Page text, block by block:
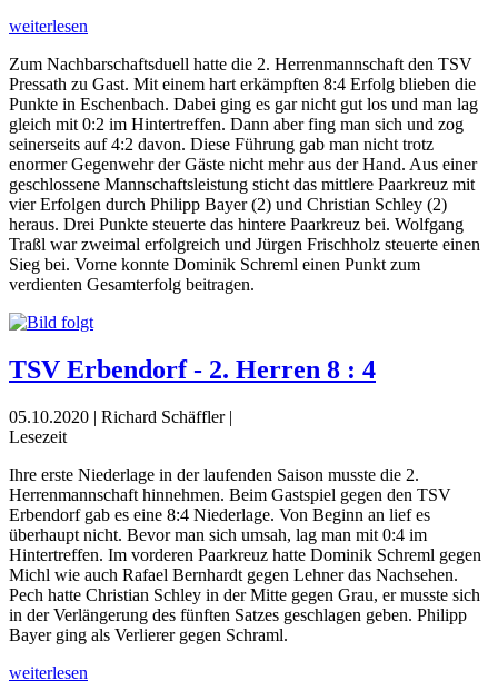
weiterlesen
Zum Nachbarschaftsduell hatte die 2. Herrenmannschaft den TSV
Pressath zu Gast. Mit einem hart erkämpften 8:4 Erfolg blieben die
Punkte in Eschenbach. Dabei ging es gar nicht gut los und man lag
gleich mit 0:2 im Hintertreffen. Dann aber fing man sich und zog
seinerseits auf 4:2 davon. Diese Führung gab man nicht trotz
enormer Gegenwehr der Gäste nicht mehr aus der Hand. Aus einer
geschlossene Mannschaftsleistung sticht das mittlere Paarkreuz mit
vier Erfolgen durch Philipp Bayer (2) und Christian Schley (2)
heraus. Drei Punkte steuerte das hintere Paarkreuz bei. Wolfgang
Traßl war zweimal erfolgreich und Jürgen Frischholz steuerte einen
Sieg bei. Vorne konnte Dominik Schreml einen Punkt zum
verdienten Gesamterfolg beitragen.
TSV Erbendorf - 2. Herren 8 : 4
05.10.2020 | Richard Schäffler |
Lesezeit
Ihre erste Niederlage in der laufenden Saison musste die 2.
Herrenmannschaft hinnehmen. Beim Gastspiel gegen den TSV
Erbendorf gab es eine 8:4 Niederlage. Von Beginn an lief es
überhaupt nicht. Bevor man sich umsah, lag man mit 0:4 im
Hintertreffen. Im vorderen Paarkreuz hatte Dominik Schreml gegen
Michl wie auch Rafael Bernhardt gegen Lehner das Nachsehen.
Pech hatte Christian Schley in der Mitte gegen Grau, er musste sich
in der Verlängerung des fünften Satzes geschlagen geben. Philipp
Bayer ging als Verlierer gegen Schraml.
weiterlesen